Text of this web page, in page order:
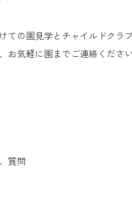
ての園見学とチャイルドクラ
お気軽に園までご連絡くださ
質問